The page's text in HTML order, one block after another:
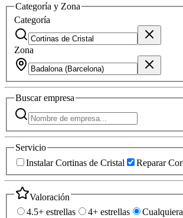
Categoría y Zona
Categoría
Zona
Buscarempresa
Servicio
Instalar Cortinas de Cristal
Reparar
Valoración
4.5+ estrellas
4+ estrellas Cualquiera